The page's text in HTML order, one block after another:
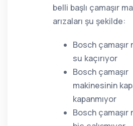
belli başlı çamaşır
arızaları şu şekilde:
Bosch çamaşır
su kaçırıyor
Bosch çamaşır
makinesinin
kapanmıyor
Bosch çamaşır